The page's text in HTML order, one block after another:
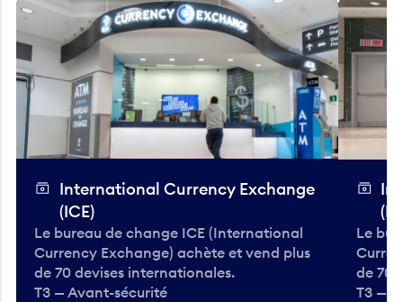
International Currency Exchange
(ICE)
Le bureau de change ICE (International
Currency Exchange) achète et vend plus
de 70 devises internationales.
T3 — Avant-sécurité
Le
de 70
T3 —